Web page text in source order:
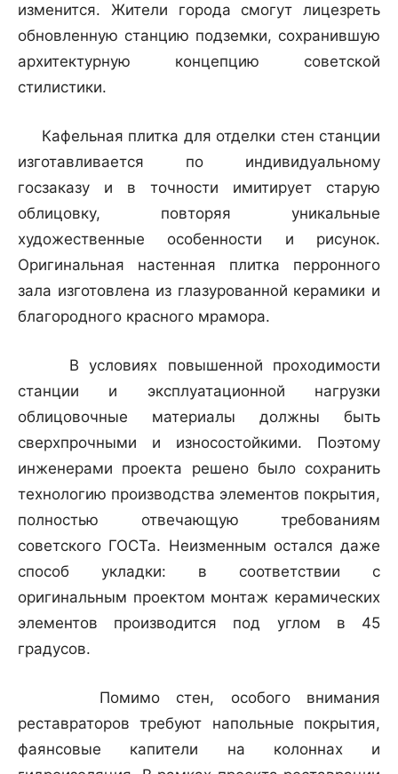
изменится. Жители города смогут лицезреть
обновленную станцию подземки, сохранившую
архитектурную концепцию советской
стилистики.
Кафельная плитка для отделки стен станции
изготавливается по индивидуальному
госзаказу и в точности имитирует старую
облицовку, повторяя уникальные
художественные особенности и рисунок.
Оригинальная настенная плитка перронного
зала изготовлена из глазурованной керамики и
благородного красного мрамора.
В условиях повышенной проходимости
станции и эксплуатационной нагрузки
облицовочные материалы должны быть
сверхпрочными и износостойкими. Поэтому
инженерами проекта решено было сохранить
технологию производства элементов покрытия,
полностью отвечающую требованиям
советского ГОСТа. Неизменным остался даже
способ укладки: в соответствии с
оригинальным проектом монтаж керамических
элементов производится под углом в 45
градусов.
Помимо стен, особого внимания
реставраторов требуют напольные покрытия,
фаянсовые капители на колоннах и